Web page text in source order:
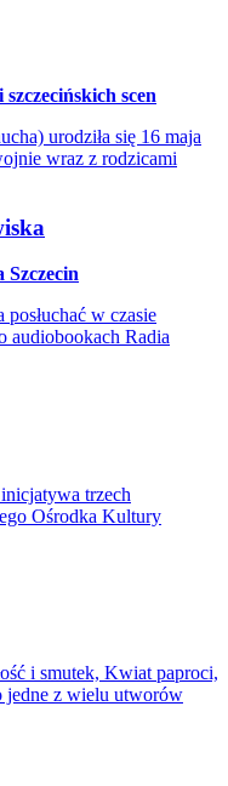
scen
urodziła się 16 maja
wraz z rodzicami
w czasie
audiobookach Radia
trzech
Ośrodka Kultury
i smutek, Kwiat paproci,
jedne z wielu utworów